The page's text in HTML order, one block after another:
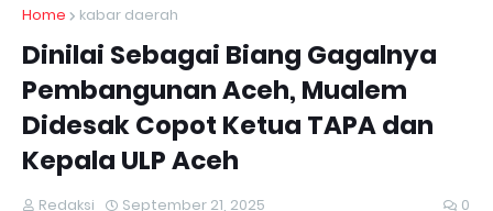
Home kabar daerah
Dinilai Sebagai Biang Gagalnya
Pembangunan Aceh, Mualem
Didesak Copot Ketua TAPA dan
Kepala ULP Aceh
Redaksi September 21, 2025 0